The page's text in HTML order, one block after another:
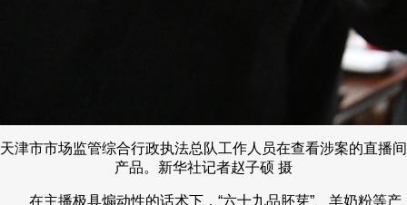
天津市市场监管综合行政执法总队工作人员在查看涉案的直播间
产品。新华社记者赵子硕 摄
在主播极具煽动性的话术下，“六十九品胚芽”、羊奶粉等产